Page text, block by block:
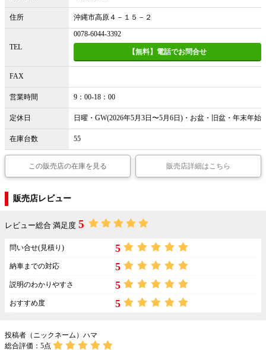
住所 沖縄市高原４－１５－２
TEL
0078-6044-3392
【無料】電話でお問合せ
FAX
営業時間 9：00-18：00
定休日 日曜・GW(2026年5月3日〜5月6日)・お盆・旧盆・年末年始
在庫台数 55
この販売店の在庫を見る 販売店詳細はこちら
販売店レビュー
レビュー総合 満足度 5
問い合せ(見積り) 5
納車までの対応 5
説明のわかりやすさ 5
おすすめ度 5
投稿者（ニックネーム）ハマ
総合評価： 5点